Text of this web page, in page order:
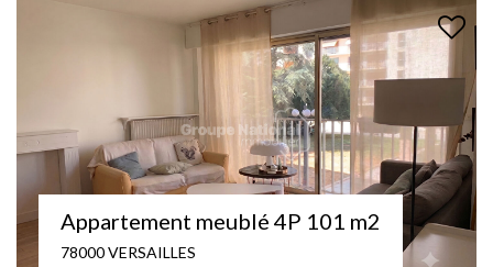
STUDIO MEUBLE - VERSAILLES - MONTREUIL
78000 VERSAILLES